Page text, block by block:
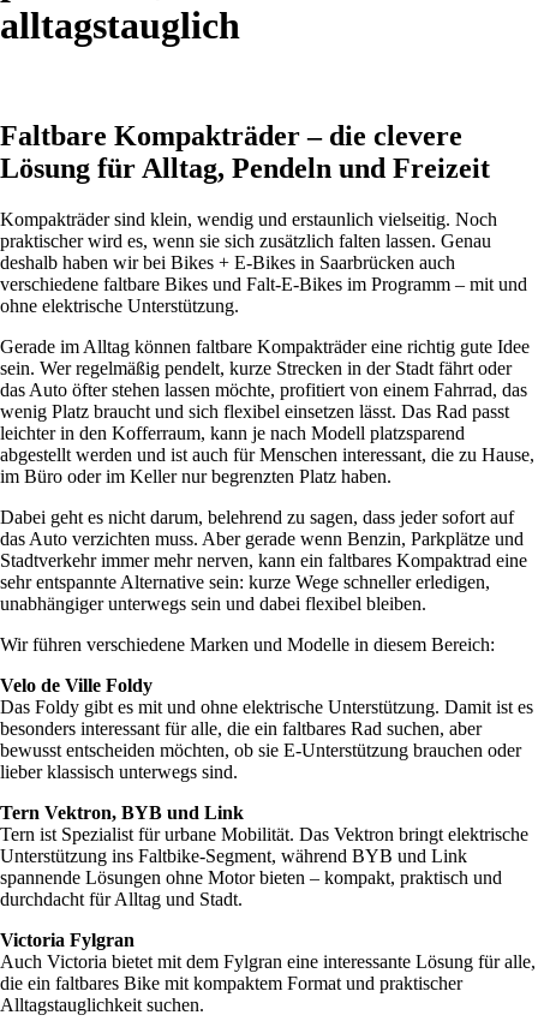
alltagstauglich
Faltbare Kompakträder – die clevere
Lösung für Alltag, Pendeln und Freizeit
Kompakträder sind klein, wendig und erstaunlich vielseitig. Noch
praktischer wird es, wenn sie sich zusätzlich falten lassen. Genau
deshalb haben wir bei Bikes + E-Bikes in Saarbrücken auch
verschiedene faltbare Bikes und Falt-E-Bikes im Programm – mit und
ohne elektrische Unterstützung.
Gerade im Alltag können faltbare Kompakträder eine richtig gute Idee
sein. Wer regelmäßig pendelt, kurze Strecken in der Stadt fährt oder
das Auto öfter stehen lassen möchte, profitiert von einem Fahrrad, das
wenig Platz braucht und sich flexibel einsetzen lässt. Das Rad passt
leichter in den Kofferraum, kann je nach Modell platzsparend
abgestellt werden und ist auch für Menschen interessant, die zu Hause,
im Büro oder im Keller nur begrenzten Platz haben.
Dabei geht es nicht darum, belehrend zu sagen, dass jeder sofort auf
das Auto verzichten muss. Aber gerade wenn Benzin, Parkplätze und
Stadtverkehr immer mehr nerven, kann ein faltbares Kompaktrad eine
sehr entspannte Alternative sein: kurze Wege schneller erledigen,
unabhängiger unterwegs sein und dabei flexibel bleiben.
Wir führen verschiedene Marken und Modelle in diesem Bereich:
Velo de Ville Foldy
Das Foldy gibt es mit und ohne elektrische Unterstützung. Damit ist es
besonders interessant für alle, die ein faltbares Rad suchen, aber
bewusst entscheiden möchten, ob sie E-Unterstützung brauchen oder
lieber klassisch unterwegs sind.
Tern Vektron, BYB und Link
Tern ist Spezialist für urbane Mobilität. Das Vektron bringt elektrische
Unterstützung ins Faltbike-Segment, während BYB und Link
spannende Lösungen ohne Motor bieten – kompakt, praktisch und
durchdacht für Alltag und Stadt.
Victoria Fylgran
Auch Victoria bietet mit dem Fylgran eine interessante Lösung für alle,
die ein faltbares Bike mit kompaktem Format und praktischer
Alltagstauglichkeit suchen.